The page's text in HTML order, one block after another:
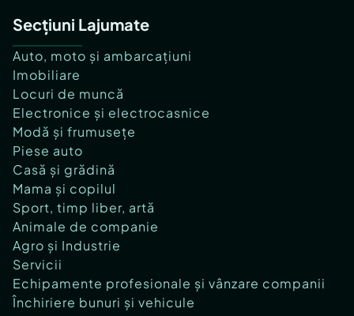
Secțiuni Lajumate
Auto, moto și ambarcațiuni
Imobiliare
Locuri de muncă
Electronice și electrocasnice
Modă și frumusețe
Piese auto
Casă și grădină
Mama și copilul
Sport, timp liber, artă
Animale de companie
Agro și Industrie
Servicii
Echipamente profesionale și vânzare companii
Închiriere bunuri și vehicule